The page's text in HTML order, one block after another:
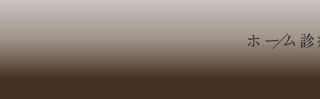
ホーム 診